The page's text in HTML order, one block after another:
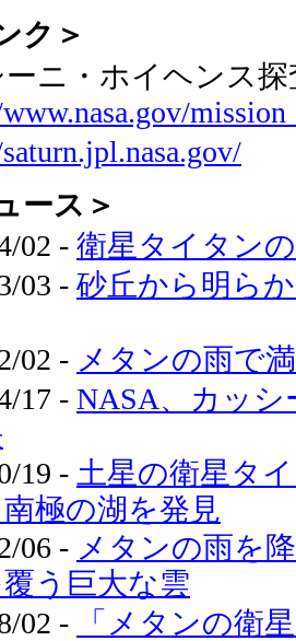
ク＞
ーニ・ホイヘンス
ース＞
02 - 衛星タイタン
03 - 砂丘から明ら
02 - メタンの雨で
17 - NASA、カッシ
19 - 土星の衛星タ
極の湖を発見
06 - メタンの雨を
う巨大な雲
02 -
「メタンの衛